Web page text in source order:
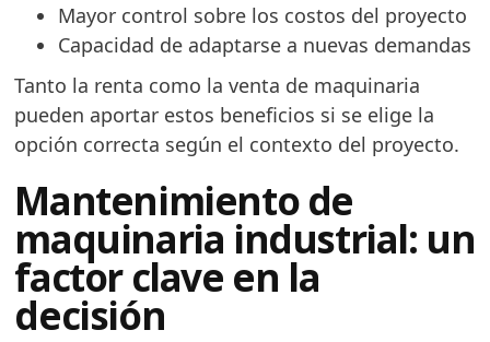
Mayor control sobre los costos del proyecto
Capacidad de adaptarse a nuevas demandas
Tanto la renta como la venta de maquinaria
pueden aportar estos beneficios si se elige la
opción correcta según el contexto del proyecto.
Mantenimiento de
maquinaria industrial: un
factor clave en la
decisión